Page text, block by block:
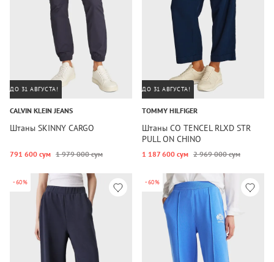
ДО 31 АВГУСТА!
CALVIN KLEIN JEANS
Штаны SKINNY CARGO
791 600 сум 1 979 000 сум
ДО 31 АВГУСТА!
TOMMY HILFIGER
Штаны CO TENCEL RLXD STR
PULL ON CHINO
1 187 600 сум 2 969 000 сум
-60% -60%